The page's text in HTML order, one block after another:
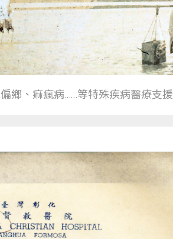
偏鄉、痲瘋病……等特殊疾病醫療支援